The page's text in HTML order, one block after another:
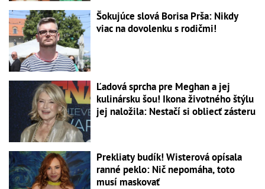
Šokujúce slová Borisa Prša: Nikdy
viac na dovolenku s rodičmi!
Ľadová sprcha pre Meghan a jej
kulinársku šou! Ikona životného štýlu
jej naložila: Nestačí si obliecť zásteru
Prekliaty budík! Wisterová opísala
ranné peklo: Nič nepomáha, toto
musí maskovať